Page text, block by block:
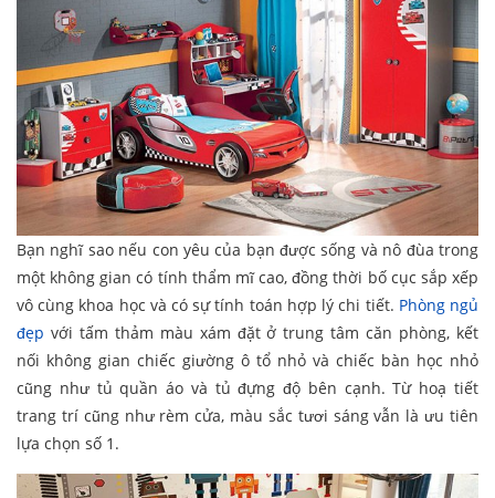
Bạn nghĩ sao nếu con yêu của bạn được sống và nô đùa trong
một không gian có tính thẩm mĩ cao, đồng thời bố cục sắp xếp
vô cùng khoa học và có sự tính toán hợp lý chi tiết. Phòng ngủ
đẹp với tấm thảm màu xám đặt ở trung tâm căn phòng, kết
nối không gian chiếc giường ô tổ nhỏ và chiếc bàn học nhỏ
cũng như tủ quần áo và tủ đựng độ bên cạnh. Từ hoạ tiết
trang trí cũng như rèm cửa, màu sắc tươi sáng vẫn là ưu tiên
lựa chọn số 1.